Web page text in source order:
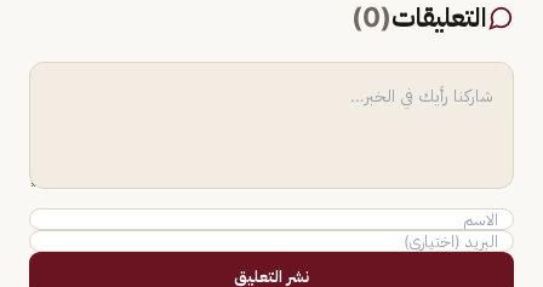
التعليقات(
0
)
نشر التعليق